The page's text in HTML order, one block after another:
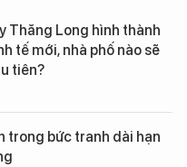
Thăng Long hình thành
tế mới, nhà phố nào sẽ
tiên?
trong bức tranh dài hạn